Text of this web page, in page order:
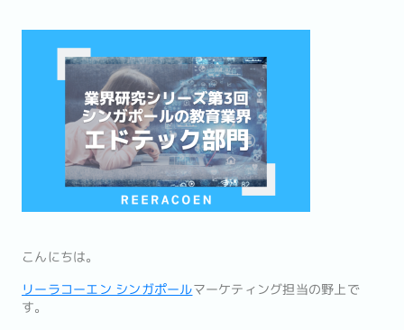
こんにちは。
リーラコーエン シンガポールマーケティング担当の野上で
す。